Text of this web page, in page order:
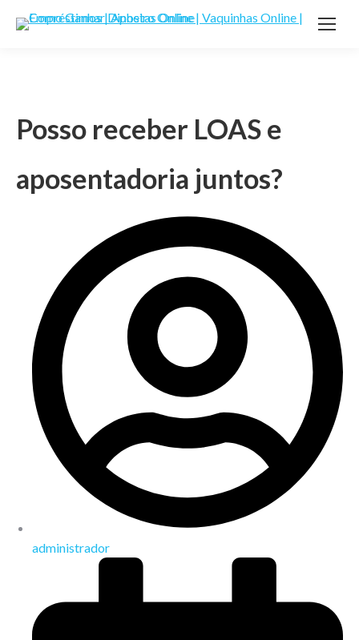
Posso receber LOAS e
aposentadoria juntos?
administrador